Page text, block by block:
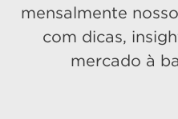
mensalmente
com dicas,
mercado à